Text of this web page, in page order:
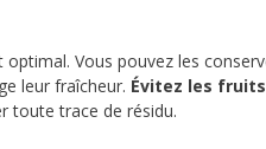
Vous pouvez les
leur fraîcheur. Évitez les
toute trace de résidu.